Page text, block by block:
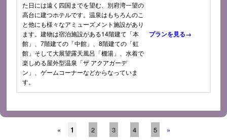
た日には遠く四国までを望む、別府湾一望の
高台に建つホテルです。温泉はもちろんのこ
と他にも様々なアミューズメント施設があり
ます。建物は宿泊施設がある14階建て「本
館」、7階建ての「中館」、8階建ての「虹
館」そして大展望露天風呂「棚湯」、水着で
楽しめる屋外型温泉「ザ アクアガーデ
ン」、ゲームコーナーなどからなっていま
す。
プランを見る→
« 1 2 3 4 5 »